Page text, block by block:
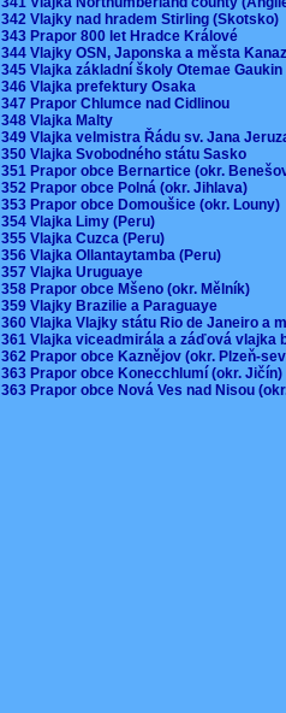
342 Vlajky nad hradem Stirling (Skotsko)
343 Prapor 800 let Hradce Králové
344 Vlajky OSN, Japonska a města
345 Vlajka základní školy Otemae
346 Vlajka prefektury Osaka
347 Prapor Chlumce nad Cidlinou
348 Vlajka Malty
349 Vlajka velmistra Řádu sv. Jana
350 Vlajka Svobodného státu Sasko
351 Prapor obce Bernartice (okr.
352 Prapor obce Polná (okr. Jihlava)
353 Prapor obce Domoušice (okr. Louny)
354 Vlajka Limy (Peru)
355 Vlajka Cuzca (Peru)
356 Vlajka Ollantaytamba (Peru)
357 Vlajka Uruguaye
358 Prapor obce Mšeno (okr. Mělník)
359 Vlajky Brazilie a Paraguaye
360 Vlajka Vlajky státu Rio de Janeiro a
361 Vlajka viceadmirála a záďová
362 Prapor obce Kaznějov (okr. Plzeň-
363 Prapor obce Konecchlumí (okr.
363 Prapor obce Nová Ves nad Nisou